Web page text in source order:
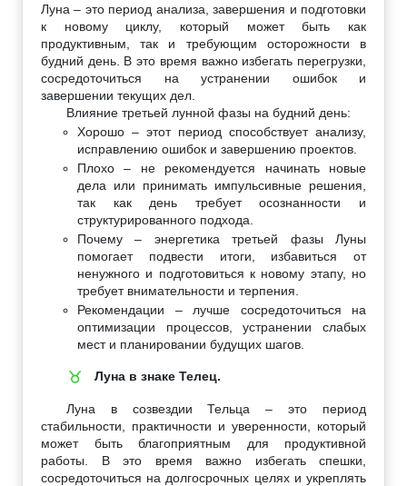
Луна – это период анализа, завершения и подготовки
к новому циклу, который может быть как
продуктивным, так и требующим осторожности в
будний день. В это время важно избегать перегрузки,
сосредоточиться на устранении ошибок и
завершении текущих дел.
Влияние третьей лунной фазы на будний день:
Хорошо – этот период способствует анализу,
исправлению ошибок и завершению проектов.
Плохо – не рекомендуется начинать новые
дела или принимать импульсивные решения,
так как день требует осознанности и
структурированного подхода.
Почему – энергетика третьей фазы Луны
помогает подвести итоги, избавиться от
ненужного и подготовиться к новому этапу, но
требует внимательности и терпения.
Рекомендации – лучше сосредоточиться на
оптимизации процессов, устранении слабых
мест и планировании будущих шагов.
♉ Луна в знаке Телец.
Луна в созвездии Тельца – это период
стабильности, практичности и уверенности, который
может быть благоприятным для продуктивной
работы. В это время важно избегать спешки,
сосредоточиться на долгосрочных целях и укреплять